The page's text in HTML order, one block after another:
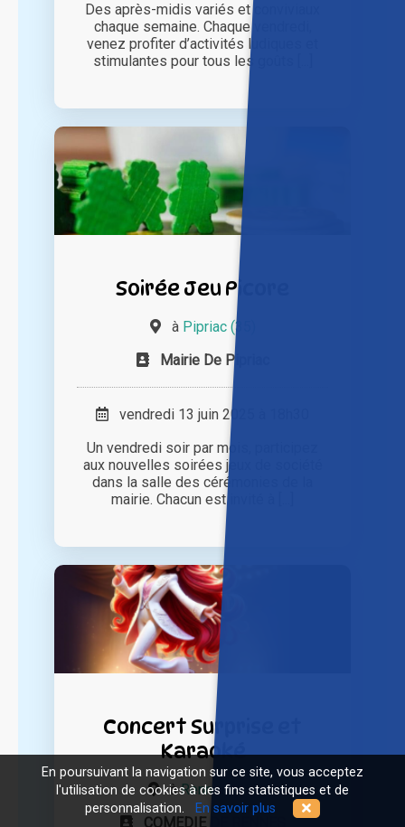
Des après-midis variés et conviviaux
chaque semaine. Chaque vendredi,
venez profiter d’activités ludiques et
stimulantes pour tous les goûts [...]
Soirée Jeu Picore
à Pipriac (35)
Mairie De Pipriac
vendredi 13 juin 2025 à 18h30
Un vendredi soir par mois, participez
aux nouvelles soirées jeux de société
dans la salle des cérémonies de la
mairie. Chacun est invité à [...]
Concert Surprise et
Karaoké
àRennes (35)
COMEDIE DE RENNES
En poursuivant la navigation sur ce site, vous acceptez
l'utilisation de cookies à des fins statistiques et de
personnalisation.
En savoir plus